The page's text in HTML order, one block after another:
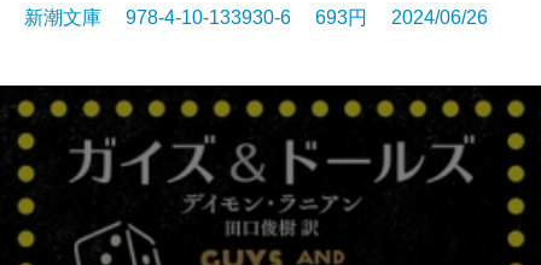
新潮文庫 978-4-10-133930-6 693円 2024/06/26